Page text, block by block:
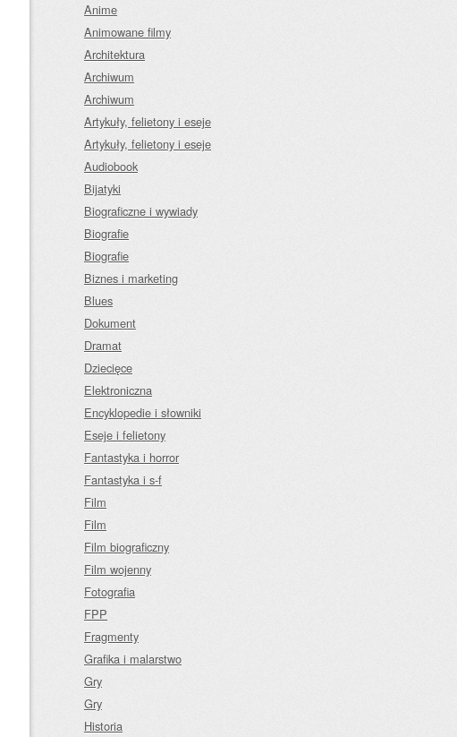
Anime
Animowane filmy
Architektura
Archiwum
Archiwum
Artykuły, felietony i eseje
Artykuły, felietony i eseje
Audiobook
Bijatyki
Biograficzne i wywiady
Biografie
Biografie
Biznes i marketing
Blues
Dokument
Dramat
Dziecięce
Elektroniczna
Encyklopedie i słowniki
Eseje i felietony
Fantastyka i horror
Fantastyka i s-f
Film
Film
Film biograficzny
Film wojenny
Fotografia
FPP
Fragmenty
Grafika i malarstwo
Gry
Gry
Historia